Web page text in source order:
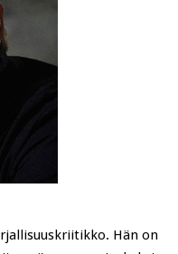
Hän on